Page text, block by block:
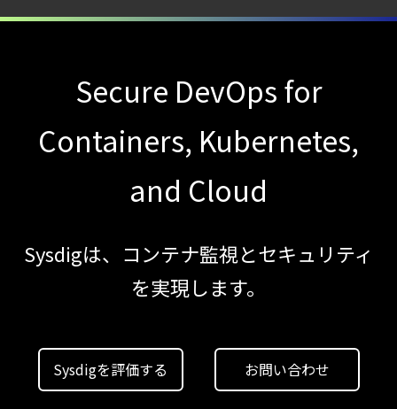
Secure DevOps for
Containers, Kubernetes,
and Cloud
Sysdigは、コンテナ監視とセキュリティ
を実現します。
Sysdigを評価する お問い合わせ